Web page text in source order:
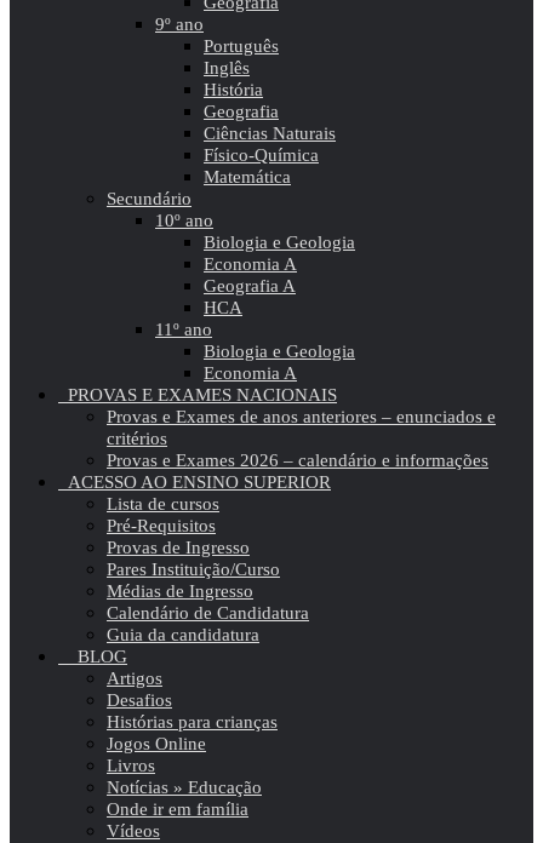
9º ano
Português
Inglês
História
Geografia
Ciências Naturais
Físico-Química
Matemática
Secundário
10º ano
Biologia e Geologia
Economia A
Geografia A
HCA
11º ano
Biologia e Geologia
Economia A
PROVAS E EXAMES NACIONAIS
Provas e Exames de anos anteriores – enunciados e
critérios
Provas e Exames 2026 – calendário e informações
ACESSO AO ENSINO SUPERIOR
Lista de cursos
Pré-Requisitos
Provas de Ingresso
Pares Instituição/Curso
Médias de Ingresso
Calendário de Candidatura
Guia da candidatura
BLOG
Artigos
Desafios
Histórias para crianças
Jogos Online
Livros
Notícias » Educação
Onde ir em família
Vídeos